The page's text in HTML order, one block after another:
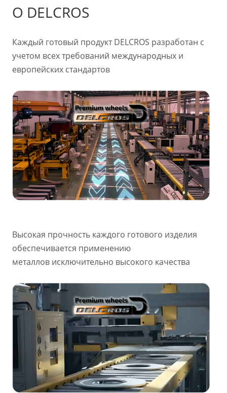
О DELCROS
Каждый готовый продукт DELCROS разработан с
учетом всех требований международных и
европейских стандартов
Высокая прочность каждого готового изделия
обеспечивается применению
металлов исключительно высокого качества